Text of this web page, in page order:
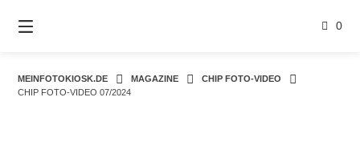
zum
0
MEINFOTOKIOSK.DE MAGAZINE
CHIP FOTO-VIDEO
CHIP FOTO-VIDEO 07/2024